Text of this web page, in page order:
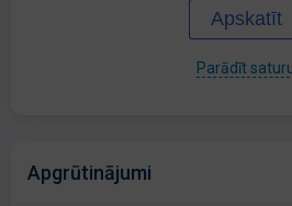
Apskatīt
Parādīt
Apgrūtinājumi